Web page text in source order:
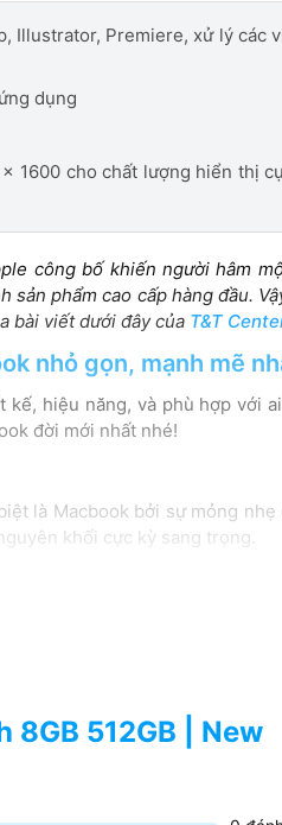
3 (lên đến
s) Cổng
Cổng sạc Cổng màn hình
3.5mm
Illustrator, Premiere, xử lý các
dụng
1600 cho chất lượng hiển thị
công bố khiến người hâm
phẩm cao cấp hàng đầu.
bài viết dưới đây của T&T
nhỏ gọn, mạnh mẽ
hiệu năng, và phù hợp với
đời mới nhất nhé!
là Macbook bởi sự mỏng nhẹ
khối cực kỳ sang trọng.
tay hoặc mang đi làm một
Tùy vào sở thích mỗi người
với độ chân thực và chi tiết
8GB 512GB | New